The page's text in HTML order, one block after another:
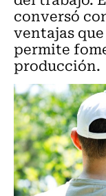
conversó
ventajas
permite
producción.